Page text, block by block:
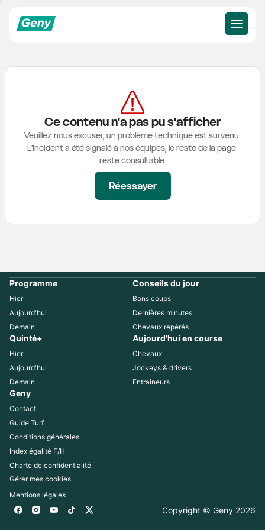
Ce contenu n'a pas pu s'afficher
Veuillez nous excuser, un problème technique est survenu.
L'incident a été signalé à nos équipes, le reste de la page
reste consultable.
Réessayer
Programme
Hier
Aujourd'hui
Demain
Conseils du jour
Bons coups
Dernières minutes
Chevaux repérés
Quinté+
Hier
Aujourd'hui
Demain
Aujourd'hui en course
Chevaux
Jockeys & drivers
Entraîneurs
Geny
Contact
Guide Turf
Conditions générales
Index égalité F/H
Charte de confidentialité
Gérer mes cookies
Mentions légales
Copyright © Geny 2026